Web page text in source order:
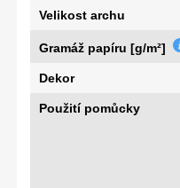
Velikost archu
Gramáž papíru [g/m²]
Dekor
Použití pomůcky